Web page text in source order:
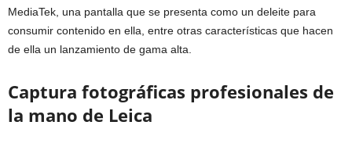
MediaTek, una pantalla que se presenta como un deleite para
consumir contenido en ella, entre otras características que hacen
de ella un lanzamiento de gama alta.
Captura fotográficas profesionales de
la mano de Leica